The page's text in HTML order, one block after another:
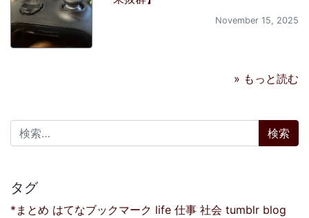
November 15, 2025
» もっと読む
検索:
タグ
*まとめ はてなブックマーク life 仕事 社会 tumblr blog